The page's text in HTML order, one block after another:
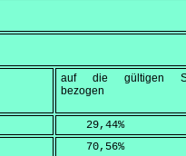
auf die gültigen
bezogen
    29,44
%
    70,56
%